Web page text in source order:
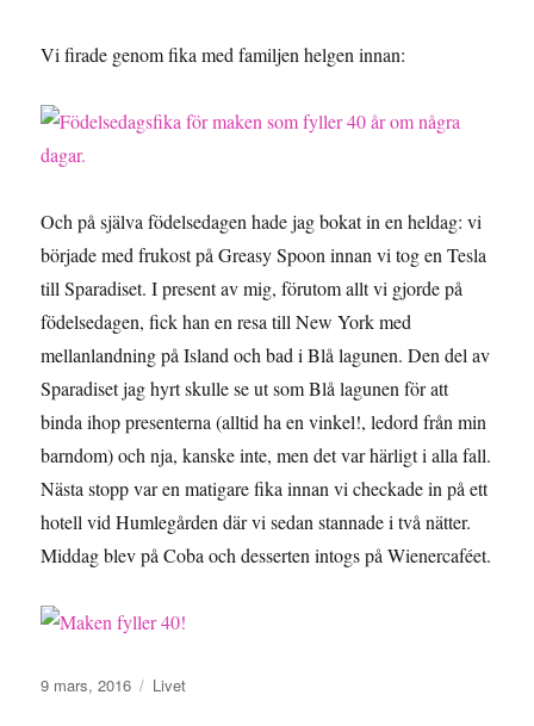
Vi firade genom fika med familjen helgen innan:
Och på själva födelsedagen hade jag bokat in en heldag: vi
började med frukost på Greasy Spoon innan vi tog en Tesla
till Sparadiset. I present av mig, förutom allt vi gjorde på
födelsedagen, fick han en resa till New York med
mellanlandning på Island och bad i Blå lagunen. Den del av
Sparadiset jag hyrt skulle se ut som Blå lagunen för att
binda ihop presenterna (alltid ha en vinkel!, ledord från min
barndom) och nja, kanske inte, men det var härligt i alla fall.
Nästa stopp var en matigare fika innan vi checkade in på ett
hotell vid Humlegården där vi sedan stannade i två nätter.
Middag blev på Coba och desserten intogs på Wienercaféet.
Publicerat
9 mars, 2016 Kategorier
Livet